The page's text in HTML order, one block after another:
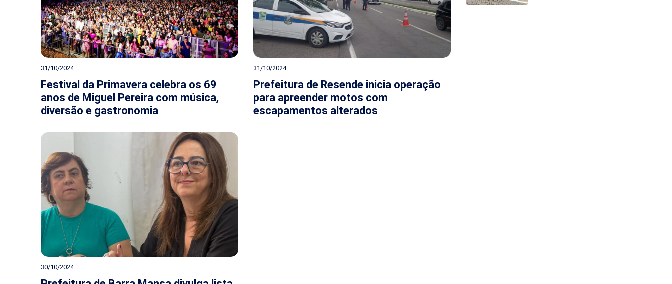
31/10/2024
Festival da Primavera celebra os 69
anos de Miguel Pereira com música,
diversão e gastronomia
31/10/2024
Prefeitura de Resende inicia operação
para apreender motos com
escapamentos alterados
30/10/2024